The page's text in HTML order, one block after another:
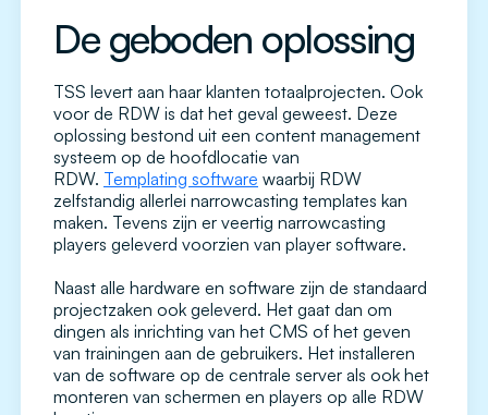
De geboden oplossing
TSS levert aan haar klanten totaalprojecten. Ook
voor de RDW is dat het geval geweest. Deze
oplossing bestond uit een content management
systeem op de hoofdlocatie van
RDW. Templating software waarbij RDW
zelfstandig allerlei narrowcasting templates kan
maken. Tevens zijn er veertig narrowcasting
players geleverd voorzien van player software.
Naast alle hardware en software zijn de standaard
projectzaken ook geleverd. Het gaat dan om
dingen als inrichting van het CMS of het geven
van trainingen aan de gebruikers. Het installeren
van de software op de centrale server als ook het
monteren van schermen en players op alle RDW